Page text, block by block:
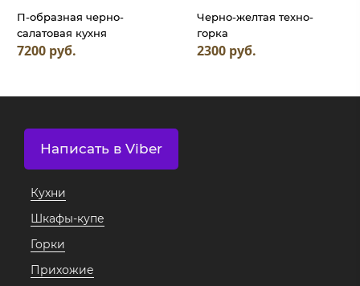
П-образная черно-
салатовая кухня
7200 руб.
Черно-желтая техно-
горка
2300 руб.
Написать в Viber
Кухни
Шкафы-купе
Горки
Прихожие